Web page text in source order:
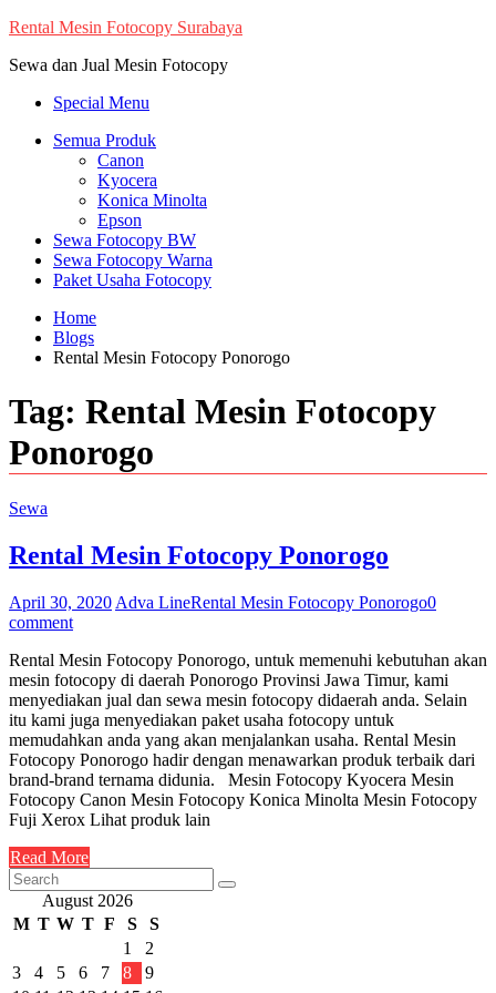
Skip
content
Rental Mesin Fotocopy Surabaya
Sewa dan Jual Mesin Fotocopy
Special Menu
Semua Produk
Canon
Kyocera
Konica Minolta
Epson
Sewa Fotocopy BW
Sewa Fotocopy Warna
Paket Usaha Fotocopy
Home
Blogs
Rental Mesin Fotocopy Ponorogo
Tag: Rental Mesin Fotocopy
Ponorogo
Sewa
Rental Mesin Fotocopy Ponorogo
April 30, 2020 Adva LineRental Mesin Fotocopy Ponorogo0
comment
Rental Mesin Fotocopy Ponorogo, untuk memenuhi kebutuhan akan
mesin fotocopy di daerah Ponorogo Provinsi Jawa Timur, kami
menyediakan jual dan sewa mesin fotocopy didaerah anda. Selain
itu kami juga menyediakan paket usaha fotocopy untuk
memudahkan anda yang akan menjalankan usaha. Rental Mesin
Fotocopy Ponorogo hadir dengan menawarkan produk terbaik dari
brand-brand ternama didunia. Mesin Fotocopy Kyocera Mesin
Fotocopy Canon Mesin Fotocopy Konica Minolta Mesin Fotocopy
Fuji Xerox Lihat produk lain
Read More
August 2026
M T W T F S
S
1
2
3
4 5 6 7 8
9